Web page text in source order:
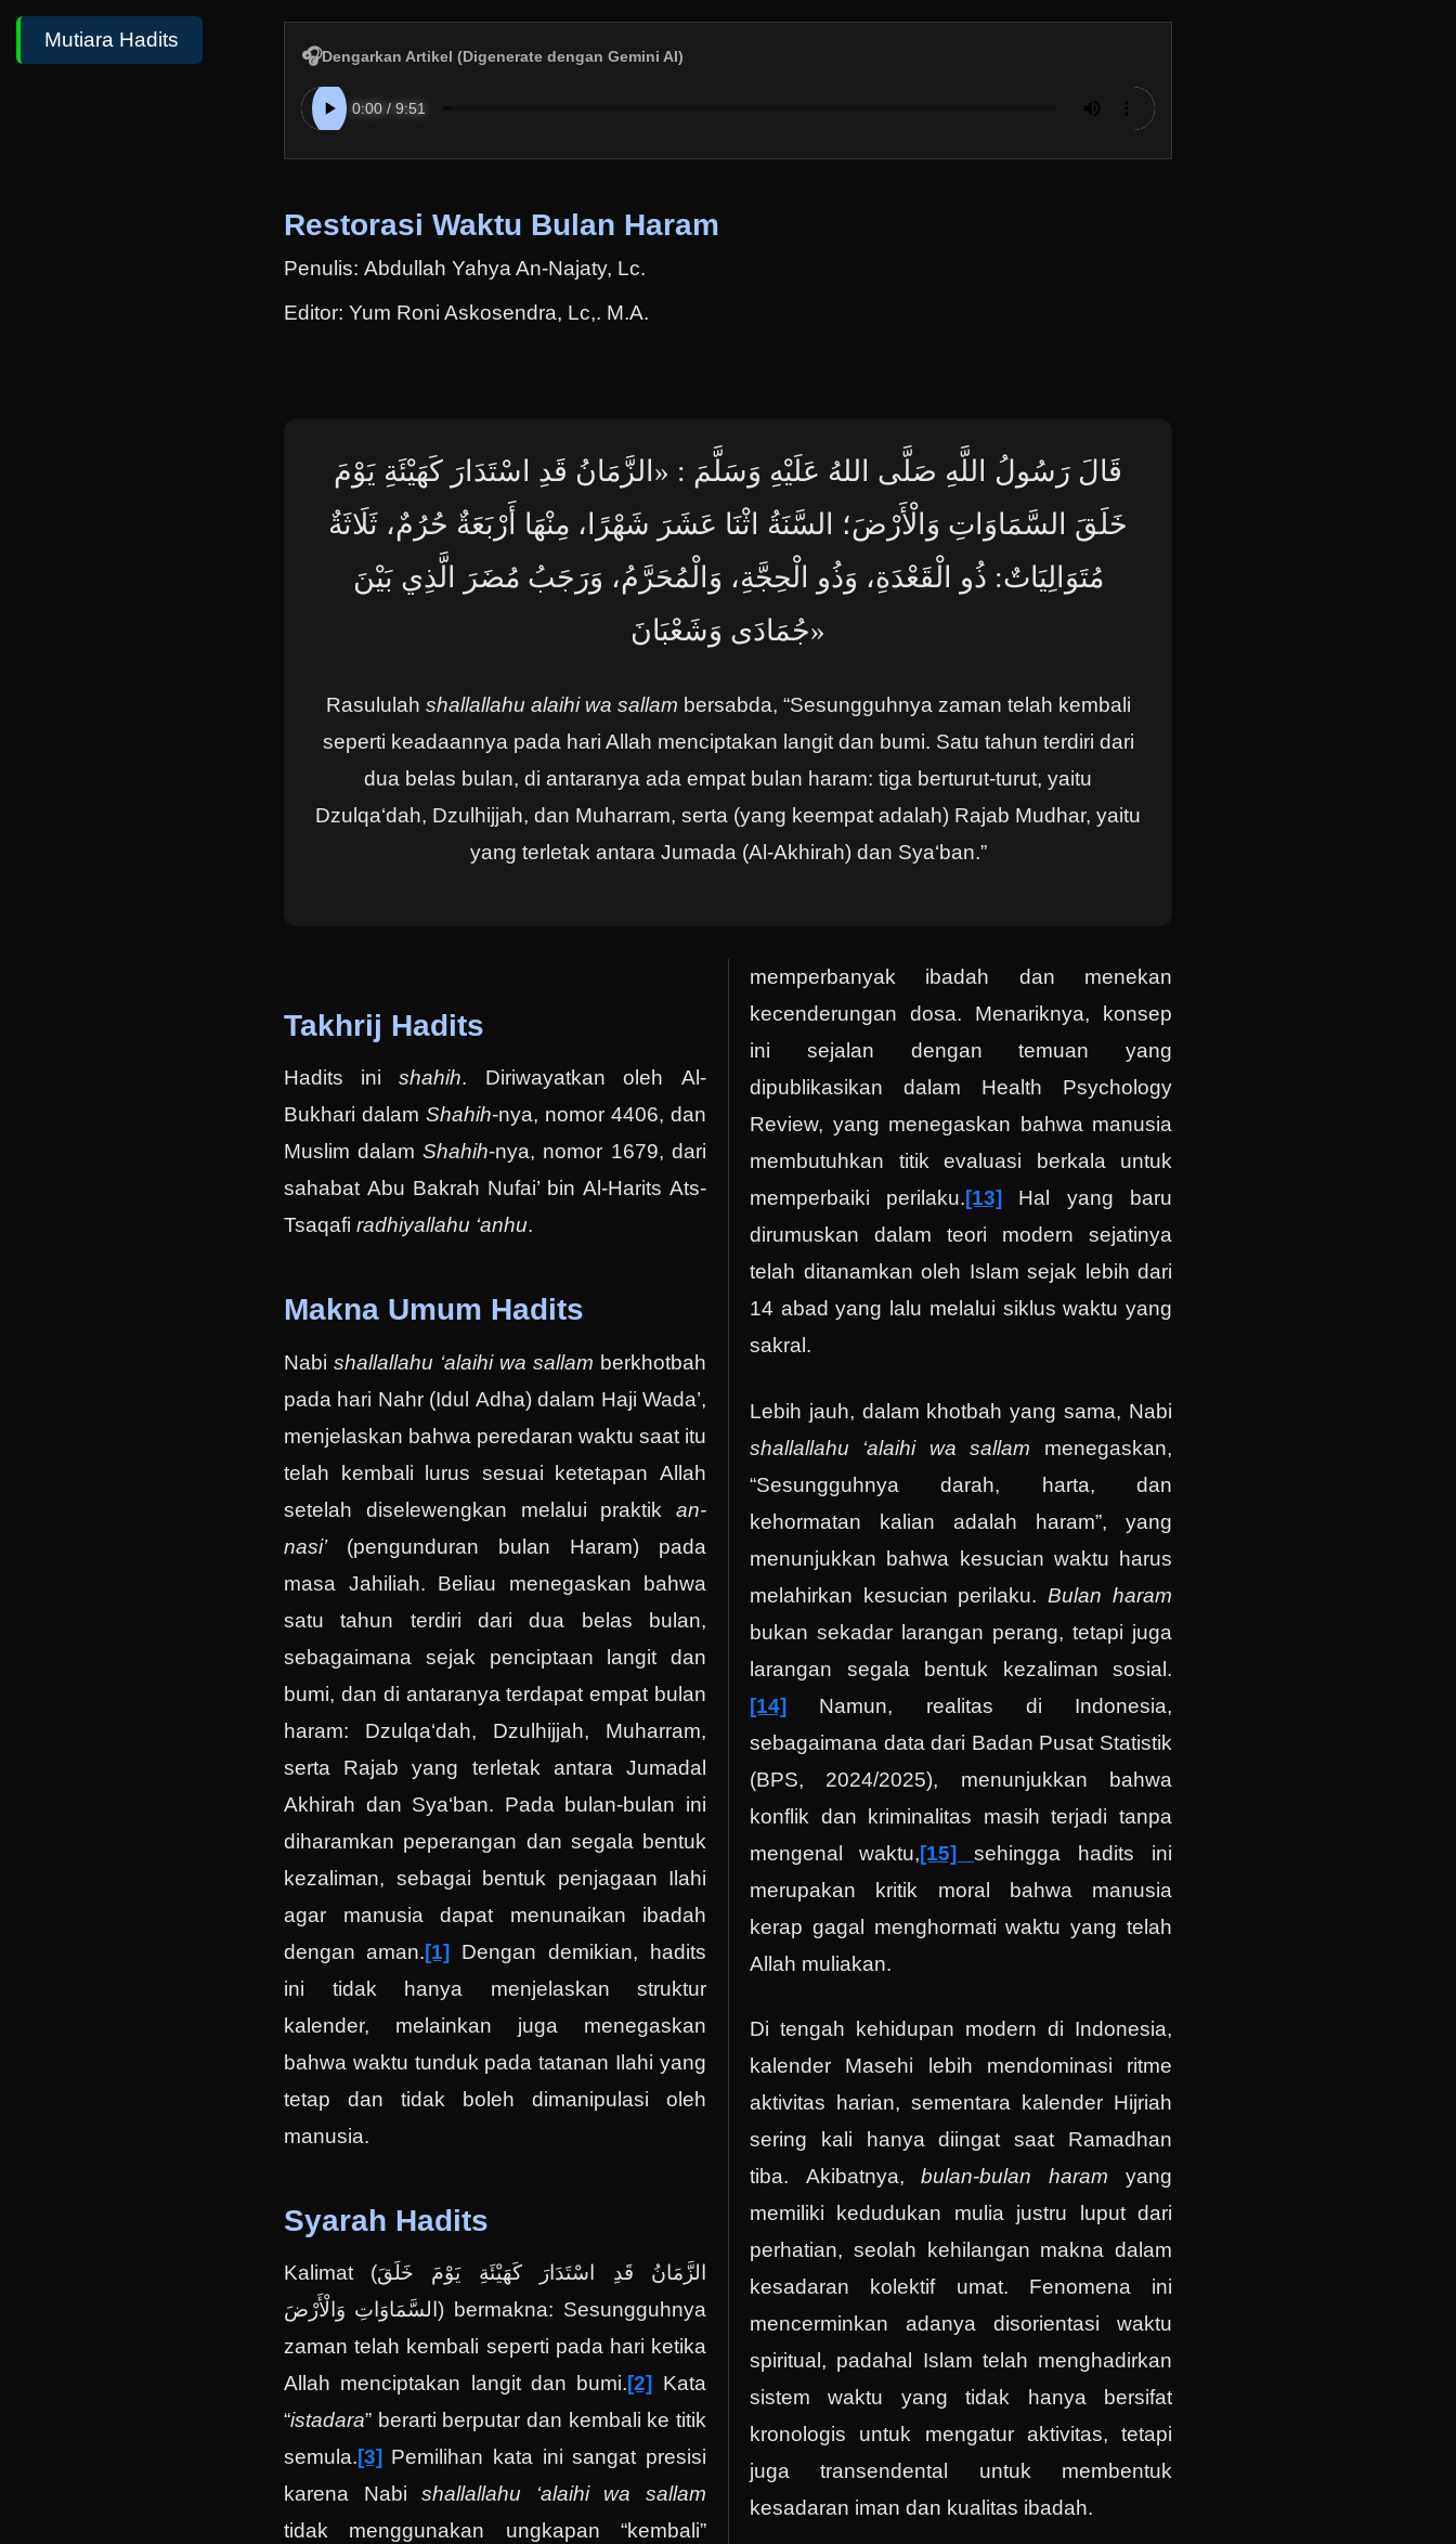
Mutiara Hadits
🎧Dengarkan Artikel (Digenerate dengan Gemini AI)
Restorasi Waktu Bulan Haram
Penulis: Abdullah Yahya An-Najaty, Lc.
Editor: Yum Roni Askosendra, Lc,. M.A.
قَالَ رَسُولُ اللَّهِ صَلَّى اللهُ عَلَيْهِ وَسَلَّمَ : «الزَّمَانُ قَدِ اسْتَدَارَ كَهَيْئَةِ يَوْمَ
خَلَقَ السَّمَاوَاتِ وَالْأَرْضَ؛ السَّنَةُ اثْنَا عَشَرَ شَهْرًا، مِنْهَا أَرْبَعَةٌ حُرُمٌ، ثَلَاثَةٌ
مُتَوَالِيَاتٌ: ذُو الْقَعْدَةِ، وَذُو الْحِجَّةِ، وَالْمُحَرَّمُ، وَرَجَبُ مُضَرَ الَّذِي بَيْنَ
جُمَادَى وَشَعْبَانَ»
Rasululah shallallahu alaihi wa sallam bersabda, “Sesungguhnya zaman telah kembali
seperti keadaannya pada hari Allah menciptakan langit dan bumi. Satu tahun terdiri dari
dua belas bulan, di antaranya ada empat bulan haram: tiga berturut-turut, yaitu
Dzulqa‘dah, Dzulhijjah, dan Muharram, serta (yang keempat adalah) Rajab Mudhar, yaitu
yang terletak antara Jumada (Al-Akhirah) dan Sya‘ban.”
Takhrij Hadits
Hadits ini shahih. Diriwayatkan oleh Al-
Bukhari dalam Shahih-nya, nomor 4406, dan
Muslim dalam Shahih-nya, nomor 1679, dari
sahabat Abu Bakrah Nufai’ bin Al-Harits Ats-
Tsaqafi radhiyallahu ‘anhu.
Makna Umum Hadits
Nabi shallallahu ‘alaihi wa sallam berkhotbah
pada hari Nahr (Idul Adha) dalam Haji Wada’,
menjelaskan bahwa peredaran waktu saat itu
telah kembali lurus sesuai ketetapan Allah
setelah diselewengkan melalui praktik an-
nasi’ (pengunduran bulan Haram) pada
masa Jahiliah. Beliau menegaskan bahwa
satu tahun terdiri dari dua belas bulan,
sebagaimana sejak penciptaan langit dan
bumi, dan di antaranya terdapat empat bulan
haram: Dzulqa‘dah, Dzulhijjah, Muharram,
serta Rajab yang terletak antara Jumadal
Akhirah dan Sya‘ban. Pada bulan-bulan ini
diharamkan peperangan dan segala bentuk
kezaliman, sebagai bentuk penjagaan Ilahi
agar manusia dapat menunaikan ibadah
dengan aman.[1] Dengan demikian, hadits
ini tidak hanya menjelaskan struktur
kalender, melainkan juga menegaskan
bahwa waktu tunduk pada tatanan Ilahi yang
tetap dan tidak boleh dimanipulasi oleh
manusia.
Syarah Hadits
Kalimat (‌‌الزَّمَانُ قَدِ اسْتَدَارَ كَهَيْئَةِ يَوْمَ خَلَقَ
السَّمَاوَاتِ وَالْأَرْضَ) bermakna: Sesungguhnya
zaman telah kembali seperti pada hari ketika
Allah menciptakan langit dan bumi.[2]
Kata
“istadara” berarti berputar dan kembali ke titik
semula.[3] Pemilihan kata ini sangat presisi
karena Nabi shallallahu ‘alaihi wa sallam
tidak menggunakan ungkapan “kembali”
memperbanyak ibadah dan menekan
kecenderungan dosa. Menariknya, konsep
ini sejalan dengan temuan yang
dipublikasikan dalam Health Psychology
Review, yang menegaskan bahwa manusia
membutuhkan titik evaluasi berkala untuk
memperbaiki perilaku.[13]
Hal yang baru
dirumuskan dalam teori modern sejatinya
telah ditanamkan oleh Islam sejak lebih dari
14 abad yang lalu melalui siklus waktu yang
sakral.
Lebih jauh, dalam khotbah yang sama, Nabi
shallallahu ‘alaihi wa sallam menegaskan,
“Sesungguhnya darah, harta, dan
kehormatan kalian adalah haram”, yang
menunjukkan bahwa kesucian waktu harus
melahirkan kesucian perilaku. Bulan haram
bukan sekadar larangan perang, tetapi juga
larangan segala bentuk kezaliman sosial.
[14] Namun, realitas di Indonesia,
sebagaimana data dari Badan Pusat Statistik
(BPS, 2024/2025), menunjukkan bahwa
konflik dan kriminalitas masih terjadi tanpa
mengenal waktu,[15] sehingga hadits ini
merupakan kritik moral bahwa manusia
kerap gagal menghormati waktu yang telah
Allah muliakan.
Di tengah kehidupan modern di Indonesia,
kalender Masehi lebih mendominasi ritme
aktivitas harian, sementara kalender Hijriah
sering kali hanya diingat saat Ramadhan
tiba. Akibatnya, bulan-bulan haram yang
memiliki kedudukan mulia justru luput dari
perhatian, seolah kehilangan makna dalam
kesadaran kolektif umat. Fenomena ini
mencerminkan adanya disorientasi waktu
spiritual, padahal Islam telah menghadirkan
sistem waktu yang tidak hanya bersifat
kronologis untuk mengatur aktivitas, tetapi
juga transendental untuk membentuk
kesadaran iman dan kualitas ibadah.